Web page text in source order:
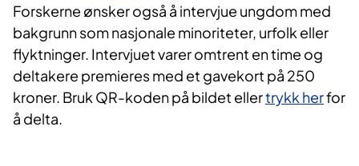
Forskerne ønsker også å intervjue ungdom med
bakgrunn som nasjonale minoriteter, urfolk eller
flyktninger. Intervjuet varer omtrent en time og
deltakere premieres med et gavekort på 250
kroner. Bruk QR-koden på bildet ellertrykk herfor
å delta.